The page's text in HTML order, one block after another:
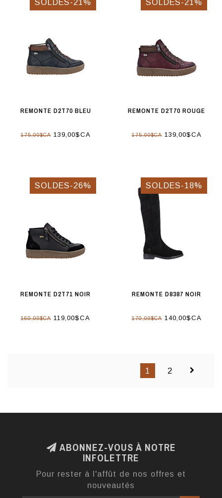
SOLDES-21%
REMONTE D2T70 BLEU
175,00$CA139,00$CA
SOLDES-21%
REMONTE D2T70 ROUGE
175,00$CA139,00$CA
SOLDES-26%
REMONTE D2T71 NOIR
160,00$CA 119,00$CA
SOLDES-18%
REMONTE D8387 NOIR
170,00$CA140,00$CA
1 2
ABONNEZ-VOUS À NOTRE
INFOLETTRE
Pour rester à l'affût de nos offres et
nouveautés